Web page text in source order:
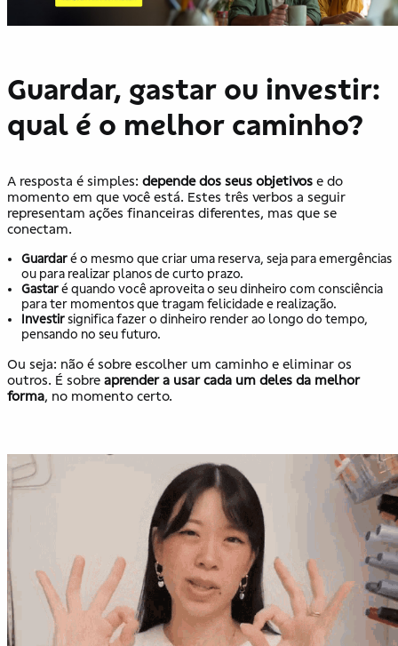
Guardar, gastar ou investir:
qual é o melhor caminho?
A resposta é simples: depende dos seus objetivos e do
momento em que você está. Estes três verbos a seguir
representam ações financeiras diferentes, mas que se
conectam.
Guardaré o mesmo que criar uma reserva, seja para emergências
ou para realizar planos de curto prazo.
Gastaré quando você aproveita o seu dinheiro com consciência
para ter momentos que tragam felicidade e realização.
Investirsignifica fazer o dinheiro render ao longo do tempo,
pensando no seu futuro.
Ou seja: não é sobre escolher um caminho e eliminar os
outros. É sobre aprender a usar cada um deles da melhor
forma, no momento certo.